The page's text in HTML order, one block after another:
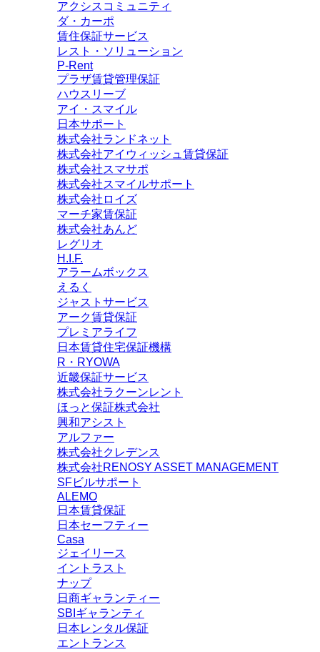
アクシスコミュニティ
ダ・カーポ
賃住保証サービス
レスト・ソリューション
P-Rent
プラザ賃貸管理保証
ハウスリーブ
アイ・スマイル
日本サポート
株式会社ランドネット
株式会社アイウィッシュ賃貸保証
株式会社スマサポ
株式会社スマイルサポート
株式会社ロイズ
マーチ家賃保証
株式会社あんど
レグリオ
H.I.F.
アラームボックス
えるく
ジャストサービス
アーク賃貸保証
プレミアライフ
日本賃貸住宅保証機構
R・RYOWA
近畿保証サービス
株式会社ラクーンレント
ほっと保証株式会社
興和アシスト
アルファー
株式会社クレデンス
株式会社RENOSY ASSET MANAGEMENT
SFビルサポート
ALEMO
日本賃貸保証
日本セーフティー
Casa
ジェイリース
イントラスト
ナップ
日商ギャランティー
SBIギャランティ
日本レンタル保証
エントランス